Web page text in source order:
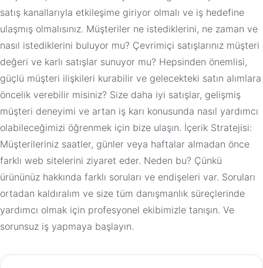
satış kanallarıyla etkileşime giriyor olmalı ve iş hedefine
ulaşmış olmalısınız. Müşteriler ne istediklerini, ne zaman ve
nasıl istediklerini buluyor mu? Çevrimiçi satışlarınız müşteri
değeri ve karlı satışlar sunuyor mu? Hepsinden önemlisi,
güçlü müşteri ilişkileri kurabilir ve gelecekteki satın alımlara
öncelik verebilir misiniz? Size daha iyi satışlar, gelişmiş
müşteri deneyimi ve artan iş karı konusunda nasıl yardımcı
olabileceğimizi öğrenmek için bize ulaşın. İçerik Stratejisi:
Müşterileriniz saatler, günler veya haftalar almadan önce
farklı web sitelerini ziyaret eder. Neden bu? Çünkü
ürününüz hakkında farklı soruları ve endişeleri var. Soruları
ortadan kaldıralım ve size tüm danışmanlık süreçlerinde
yardımcı olmak için profesyonel ekibimizle tanışın. Ve
sorunsuz iş yapmaya başlayın.